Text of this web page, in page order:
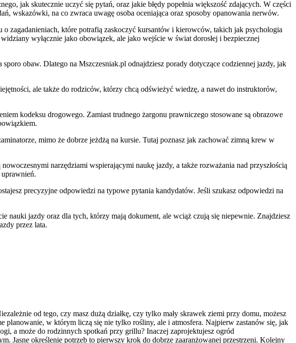
jak skutecznie uczyć się pytań, oraz jakie błędy popełnia większość zdających. W części
wskazówki, na co zwraca uwagę osoba oceniająca oraz sposoby opanowania nerwów.
zagadanieniach, które potrafią zaskoczyć kursantów i kierowców, takich jak psychologia
wyłącznie jako obowiązek, ale jako wejście w świat dorosłej i bezpiecznej
obaw. Dlatego na Mszczesniak.pl odnajdziesz porady dotyczące codziennej jazdy, jak
ale także do rodziców, którzy chcą odświeżyć wiedzę, a nawet do instruktorów,
kodeksu drogowego. Zamiast trudnego żargonu prawniczego stosowane są obrazowe
mimo że dobrze jeżdżą na kursie. Tutaj poznasz jak zachować zimną krew w
narzędziami wspierającymi naukę jazdy, a także rozważania nad przyszłością
precyzyjne odpowiedzi na typowe pytania kandydatów. Jeśli szukasz odpowiedzi na
nauki jazdy oraz dla tych, którzy mają dokument, ale wciąż czują się niepewnie. Znajdziesz
przez lata.
od tego, czy masz dużą działkę, czy tylko mały skrawek ziemi przy domu, możesz
planowanie, w którym liczą się nie tylko rośliny, ale i atmosfera. Najpierw zastanów się, jak
a może do rodzinnych spotkań przy grillu? Inaczej zaprojektujesz ogród
Jasne określenie potrzeb to pierwszy krok do dobrze zaaranżowanej przestrzeni. Kolejny